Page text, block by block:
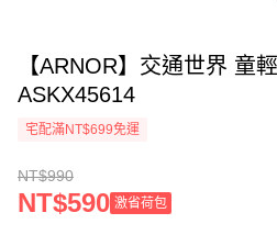
【ARNOR】交通世界 童
ASKX45614
宅配滿NT$699免運
NT$990
NT$590 激省荷包